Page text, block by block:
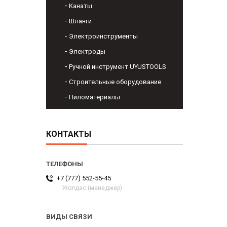
Канаты
Шланги
Электроинструменты
Электроды
Ручной инструмент UYUSTOOLS
Строительные оборудование
Пиломатериалы
КОНТАКТЫ
+7 (777) 552-55-45
Жолдас (менеджер)